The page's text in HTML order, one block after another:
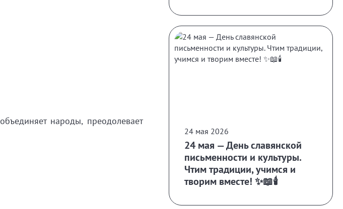
объединяетнароды,преодолевает
24 мая 2026
24 мая — День славянской
письменности и культуры.
Чтим традиции, учимся и
творим вместе! ✨📖🕯️